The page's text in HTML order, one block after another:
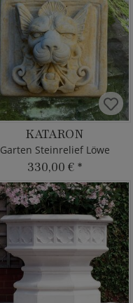
KATARON
Garten Steinrelief Löwe
330,00 € *